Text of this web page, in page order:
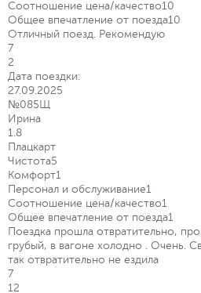
Соотношение цена/качество10
Общее впечатление от поезда10
Отличный поезд. Рекомендую
7
2
Дата поездки:
27.09.2025
№085Щ
Ирина
1.8
Плацкарт
Чистота5
Комфорт1
Персонал и обслуживание1
Соотношение цена/качество1
Общее впечатление от поезда1
Поездка прошла отвратительно,
грубый, в вагоне холодно . Очень.
так отвратительно не ездила
7
12